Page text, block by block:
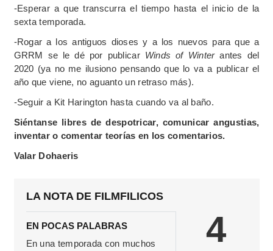
-Esperar a que transcurra el tiempo hasta el inicio de la
sexta temporada.
-Rogar a los antiguos dioses y a los nuevos para que a
GRRM se le dé por publicar Winds of Winterantes del
2020 (ya no me ilusiono pensando que lo va a publicar el
año que viene, no aguanto un retraso más).
-Seguir a Kit Harington hasta cuando va al baño.
Siéntanse libres de despotricar, comunicar angustias,
inventar o comentar teorías en los comentarios.
Valar Dohaeris
LA NOTA DE FILMFILICOS
EN POCAS PALABRAS
En una temporada con muchos
4